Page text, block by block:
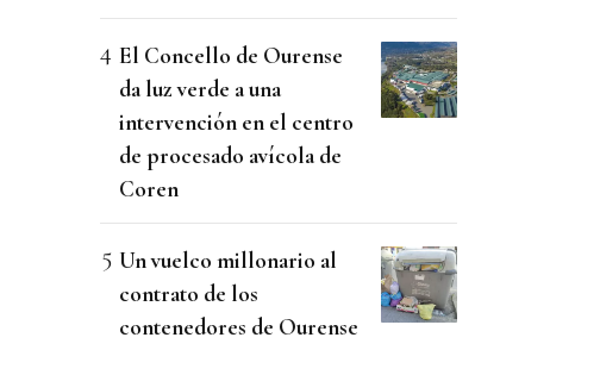
El Concello de Ourense
da luz verde a una
intervención en el centro
de procesado avícola de
Coren
Un vuelco millonario al
contrato de los
contenedores de Ourense